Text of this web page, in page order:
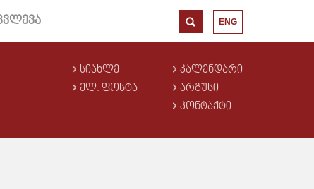
ENG
ᲡᲘᲐᲮᲚᲔ
ᲔᲚ. ᲤᲝᲡᲢᲐ
ᲙᲐᲚᲔᲜᲓᲐᲠᲘ
ᲐᲠᲒᲣᲡᲘ
ᲙᲝᲜᲢᲐᲥᲢᲘ